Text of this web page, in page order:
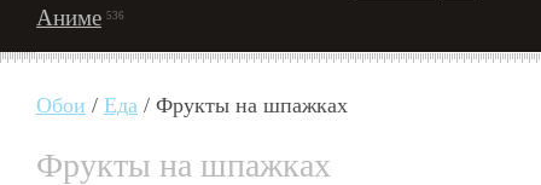
Аниме 536
Обои / Еда / Фрукты на шпажках
Фрукты на шпажках